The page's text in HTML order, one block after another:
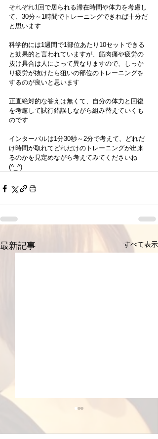
それぞれ1回で居られる滞在時間や体力を考慮し
て、30分～1時間でトレーニングできれば十分だ
と思います
科学的には1週間で1部位あたり10セットできる
と効果的と言われていますが、筋肉痛や疲労の
抜け具合は人によって異なりますので、しっか
り疲労が抜けたら狙いの部位のトレーニングを
するのが良いと思います
正直絶対的な答えは無くて、自分の体力と回復
を考慮して試行錯誤しながら組み替えていくも
のです
インターバルは1分30秒～2分で考えて、どれだ
け時間が取れてどれだけのトレーニングが出来
るのかを見定めながら考えてみてくださいね
(^_^)
最新記事 すべて表示